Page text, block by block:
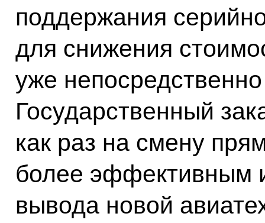
поддержания
для снижения
уже
Государственный
как раз на смену
более эффективным
вывода новой